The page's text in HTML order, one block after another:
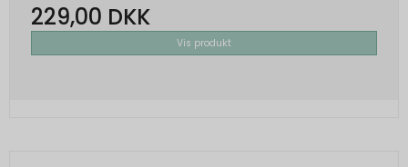
229,00 DKK
Vis produkt